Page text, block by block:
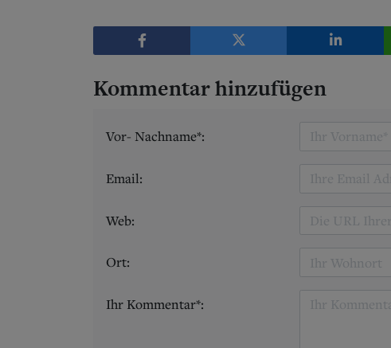
Kommentar hinzufügen
Vor- Nachname*:
Email:
Web:
Ort:
Ihr Kommentar*: